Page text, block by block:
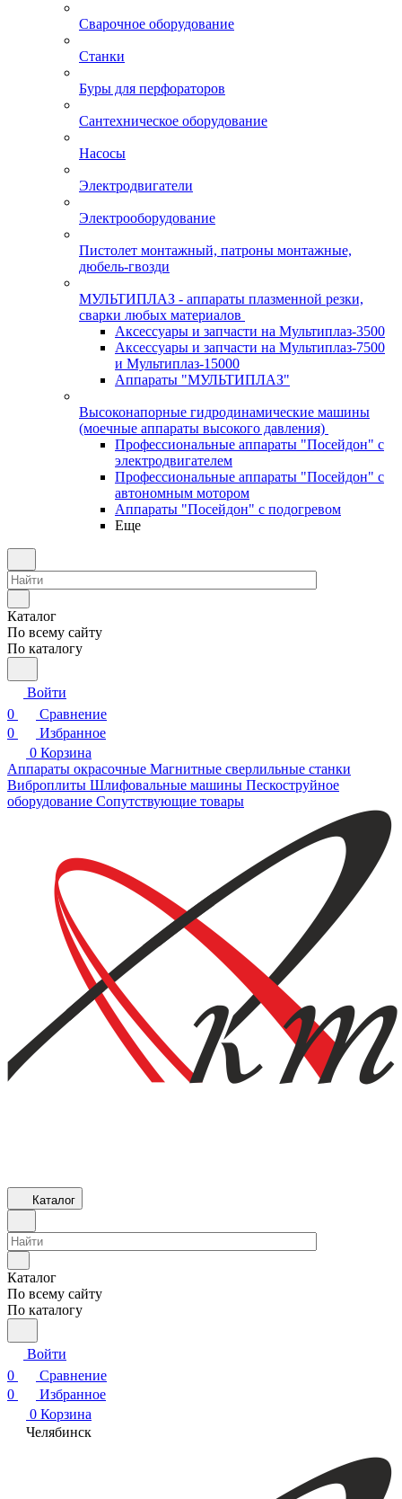
Сварочное оборудование
Станки
Буры для перфораторов
Сантехническое оборудование
Насосы
Электродвигатели
Электрооборудование
Пистолет монтажный, патроны монтажные,
дюбель-гвозди
МУЛЬТИПЛАЗ - аппараты плазменной резки,
сварки любых материалов
Аксессуары и запчасти на Мультиплаз-3500
Аксессуары и запчасти на Мультиплаз-7500
и Мультиплаз-15000
Аппараты "МУЛЬТИПЛАЗ"
Высоконапорные гидродинамические машины
(моечные аппараты высокого давления)
Профессиональные аппараты "Посейдон" с
электродвигателем
Профессиональные аппараты "Посейдон" с
автономным мотором
Аппараты "Посейдон" с подогревом
Еще
Каталог
По всему сайту
По каталогу
Войти
0
Сравнение
0
Избранное
0 Корзина
Аппараты окрасочные Магнитные сверлильные станки
Виброплиты Шлифовальные машины Пескоструйное
оборудование Сопутствующие товары
Каталог
Каталог
По всему сайту
По каталогу
Войти
0
Сравнение
0
Избранное
0 Корзина
Челябинск